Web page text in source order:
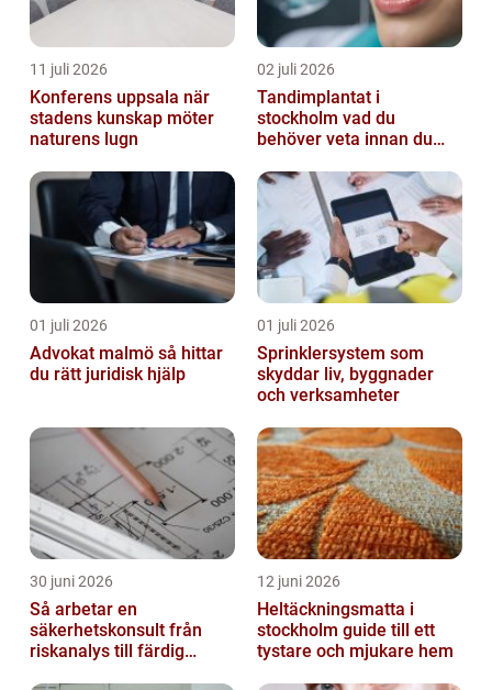
11 juli 2026
Konferens uppsala när
stadens kunskap möter
naturens lugn
02 juli 2026
Tandimplantat i
stockholm vad du
behöver veta innan du
01 juli 2026
Advokat malmö så hittar
du rätt juridisk hjälp
01 juli 2026
Sprinklersystem som
skyddar liv, byggnader
och verksamheter
30 juni 2026
Så arbetar en
säkerhetskonsult från
riskanalys till färdig
12 juni 2026
Heltäckningsmatta i
stockholm guide till ett
tystare och mjukare hem